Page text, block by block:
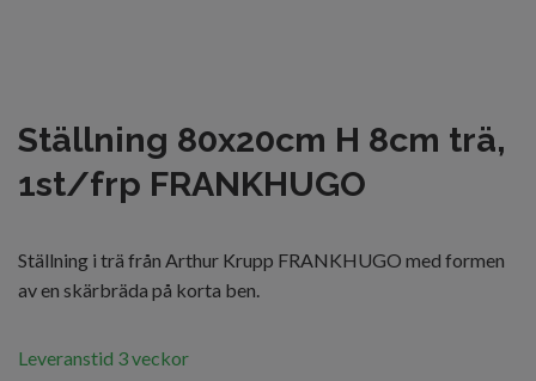
Ställning 80x20cm H 8cm trä,
1st/frp FRANKHUGO
Ställning i trä från Arthur Krupp FRANKHUGO med formen
av en skärbräda på korta ben.
Leveranstid 3 veckor